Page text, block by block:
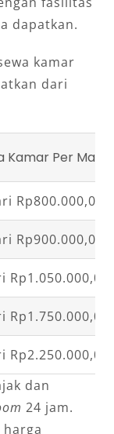
dapatkan.
kamar
dari
Kamar Per
Rp800.000,00
Rp900.000,00
dan
24 jam.